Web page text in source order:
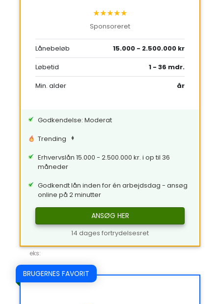
★★★★★
Sponsoreret
Lånebeløb
15.000 - 2.500.000 kr
Løbetid
1 - 36 mdr.
Min. alder
år
Godkendelse: Moderat
Trending
Erhvervslån 15.000 - 2.500.000 kr. i op til 36
måneder
Godkendt lån inden for én arbejdsdag - ansøg
online på 2 minutter
ANSØG HER
14 dages fortrydelsesret
eks:
BRUGERNES FAVORIT